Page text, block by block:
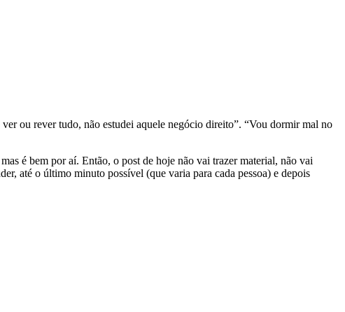
ou rever tudo, não estudei aquele negócio direito”. “Vou dormir mal no
é bem por aí. Então, o post de hoje não vai trazer material, não vai
até o último minuto possível (que varia para cada pessoa) e depois